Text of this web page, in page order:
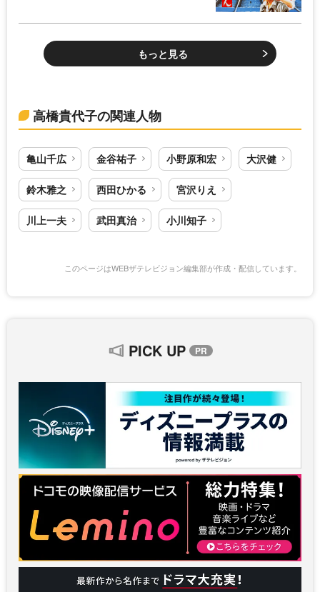
もっと見る
高橋貴代子の関連人物
亀山千広 金谷祐子 小野原和宏 大沢健
鈴木雅之 西田ひかる 宮沢りえ
川上一夫 武田真治 小川知子
このページはWEBザテレビジョン編集部が作成・配信しています。
PICK UP